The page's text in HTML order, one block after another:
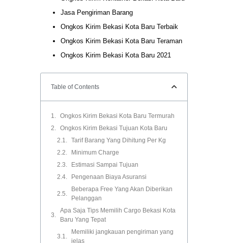
Jasa Pengiriman Barang
Ongkos Kirim Bekasi Kota Baru Terbaik
Ongkos Kirim Bekasi Kota Baru Teraman
Ongkos Kirim Bekasi Kota Baru 2021
Table of Contents
Ongkos Kirim Bekasi Kota Baru Termurah
Ongkos Kirim Bekasi Tujuan Kota Baru
Tarif Barang Yang Dihitung Per Kg
Minimum Charge
Estimasi Sampai Tujuan
Pengenaan Biaya Asuransi
Beberapa Free Yang Akan Diberikan
Pelanggan
Apa Saja Tips Memilih Cargo Bekasi Kota
Baru Yang Tepat
Memiliki jangkauan pengiriman yang
jelas